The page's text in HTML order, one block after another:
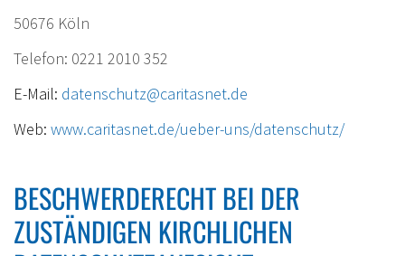
50676 Köln
Telefon: 0221 2010 352
E-Mail: datenschutz@caritasnet.de
Web: www.caritasnet.de/ueber-uns/datenschutz/
BESCHWERDERECHT BEI DER
ZUSTÄNDIGEN KIRCHLICHEN